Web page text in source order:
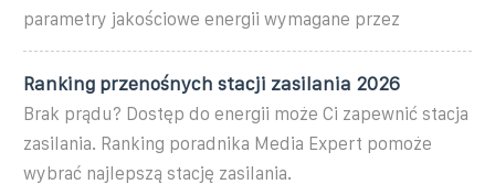
parametry jakościowe energii wymagane przez
Ranking przenośnych stacji zasilania 2026
Brak prądu? Dostęp do energii może Ci zapewnić stacja
zasilania. Ranking poradnika Media Expert pomoże
wybrać najlepszą stację zasilania.